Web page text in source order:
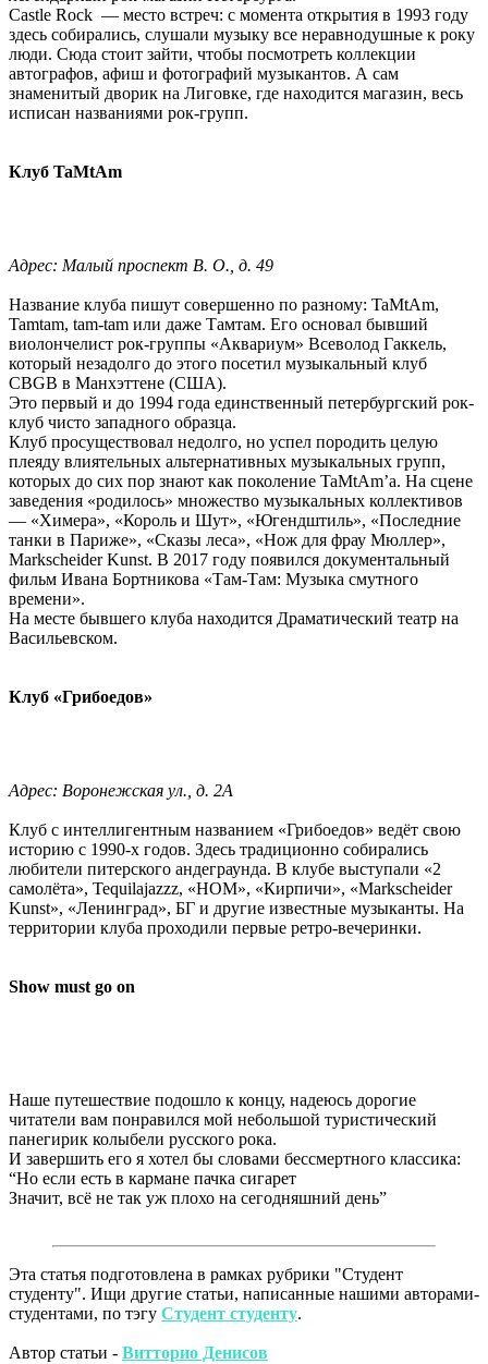
Castle Rock — место встреч: с момента открытия в 1993 году
здесь собирались, слушали музыку все неравнодушные к року
люди. Сюда стоит зайти, чтобы посмотреть коллекции
автографов, афиш и фотографий музыкантов. А сам
знаменитый дворик на Лиговке, где находится магазин, весь
исписан названиями рок-групп.
Клуб TaMtAm
Адрес: Малый проспект В. О., д. 49
Название клуба пишут совершенно по разному: TaMtAm,
Tamtam, tam-tam или даже Тамтам. Его основал бывший
виолончелист рок-группы «Аквариум» Всеволод Гаккель,
который незадолго до этого посетил музыкальный клуб
CBGB в Манхэттене (США).
Это первый и до 1994 года единственный петербургский рок-
клуб чисто западного образца.
Клуб просуществовал недолго, но успел породить целую
плеяду влиятельных альтернативных музыкальных групп,
которых до сих пор знают как поколение TaMtAm’а. На сцене
заведения «родилось» множество музыкальных коллективов
— «Химера», «Король и Шут», «Югендштиль», «Последние
танки в Париже», «Сказы леса», «Нож для фрау Мюллер»,
Markscheider Kunst. В 2017 году появился документальный
фильм Ивана Бортникова «Там-Там: Музыка смутного
времени».
На месте бывшего клуба находится Драматический театр на
Васильевском.
Клуб «Грибоедов»
Адрес: Воронежская ул., д. 2А
Клуб с интеллигентным названием «Грибоедов» ведёт свою
историю с 1990-х годов. Здесь традиционно собирались
любители питерского андеграунда. В клубе выступали «2
самолёта», Tequilajazzz, «НОМ», «Кирпичи», «Markscheider
Kunst», «Ленинград», БГ и другие известные музыканты. На
территории клуба проходили первые ретро-вечеринки.
Show must go on
Наше путешествие подошло к концу, надеюсь дорогие
читатели вам понравился мой небольшой туристический
панегирик колыбели русского рока.
И завершить его я хотел бы словами бессмертного классика:
“Но если есть в кармане пачка сигарет
Значит, всё не так уж плохо на сегодняшний день”
Эта статья подготовлена в рамках рубрики "Студент
студенту". Ищи другие статьи, написанные нашими авторами-
студентами, по тэгу Студент студенту.
Автор статьи - Витторио Денисов